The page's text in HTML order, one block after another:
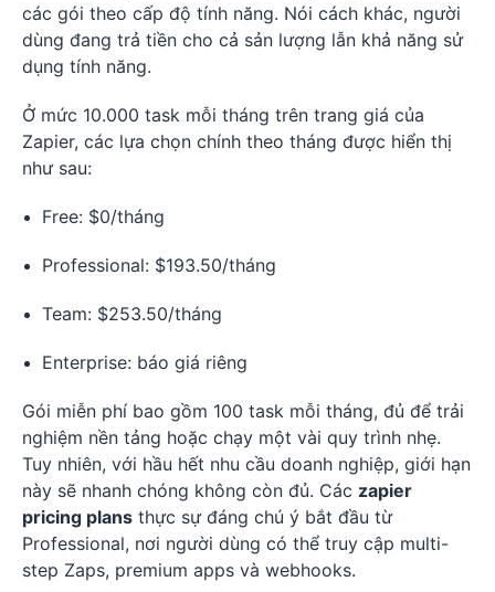
các gói theo cấp độ tính năng. Nói cách khác, người
dùng đang trả tiền cho cả sản lượng lẫn khả năng sử
dụng tính năng.
Ở mức 10.000 task mỗi tháng trên trang giá của
Zapier, các lựa chọn chính theo tháng được hiển thị
như sau:
Free: $0/tháng
Professional: $193.50/tháng
Team: $253.50/tháng
Enterprise: báo giá riêng
Gói miễn phí bao gồm 100 task mỗi tháng, đủ để trải
nghiệm nền tảng hoặc chạy một vài quy trình nhẹ.
Tuy nhiên, với hầu hết nhu cầu doanh nghiệp, giới hạn
này sẽ nhanh chóng không còn đủ. Các zapier
pricing plans thực sự đáng chú ý bắt đầu từ
Professional, nơi người dùng có thể truy cập multi-
step Zaps, premium apps và webhooks.